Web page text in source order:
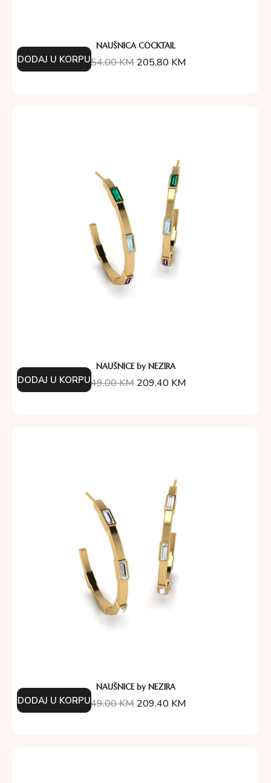
NAUŠNICA COCKTAIL
254.00KM 205.80 KM
DODAJ U KORPU
NAUŠNICE by NEZIRA
349.00KM 209.40 KM
DODAJ U KORPU
NAUŠNICE by NEZIRA
349.00KM 209.40 KM
DODAJ U KORPU